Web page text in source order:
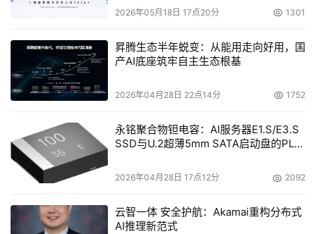
来提高IT部门的效率，并通过动态分配资源来提高终端用户
以使用更少的资源来支持更多的用户，同时在几乎任何地点
和设备上提供尽可能完善的桌面体验。
BladeCenter刀片服务器上现有的VMware虚拟功能，进一
步强化了IBM将在其所有系统产品线上提供虚拟功能的承
诺。今年7月，作为IBM全面系统计划的一部分，IBM推出虚
的虚拟技术，并通过多种新技术和一个协作互操作计划进一
步扩大了自己在虚拟领域的全球领先地位和相关的生态系
2026年05月18日 17点20分 1301
昇腾生态半年蜕变：从能用走向好用，国
产AI底座筑牢自主生态根基
2026年04月28日 22点14分 1752
永铭聚合物钽电容：AI服务器E1.S/E3.S
SSD与U.2超薄5mm SATA启动盘的PLP
2026年04月28日 17点12分 2092
云智一体 安全护航：Akamai重构分布式
AI推理新范式